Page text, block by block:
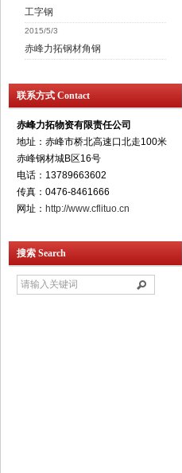
工字钢
2015/5/3
赤峰力拓钢材角钢
联系方式 Contact
赤峰力拓物资有限责任公司
地址：赤峰市桥北高速口北走100米
赤峰钢材城B区16号
电话：13789663602
传真：0476-8461666
网址： http://www.cflituo.cn
搜索 Search